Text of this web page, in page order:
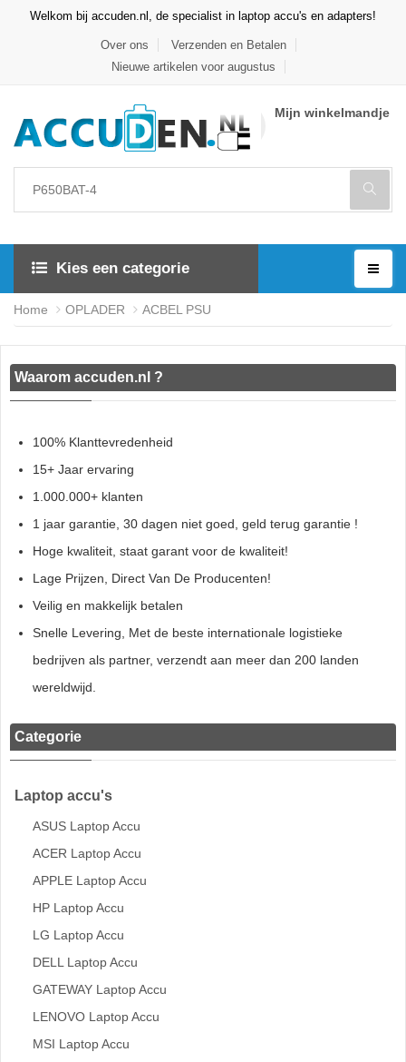
Welkom bij accuden.nl, de specialist in laptop accu's en adapters!
Over ons
Verzenden en Betalen
Nieuwe artikelen voor augustus
Mijn winkelmandje
Kies een categorie
Home OPLADER ACBEL PSU
Waarom accuden.nl ?
100% Klanttevredenheid
15+ Jaar ervaring
1.000.000+ klanten
1 jaar garantie, 30 dagen niet goed, geld terug garantie !
Hoge kwaliteit, staat garant voor de kwaliteit!
Lage Prijzen, Direct Van De Producenten!
Veilig en makkelijk betalen
Snelle Levering, Met de beste internationale logistieke
bedrijven als partner, verzendt aan meer dan 200 landen
wereldwijd.
Categorie
Laptop accu's
ASUS Laptop Accu
ACER Laptop Accu
APPLE Laptop Accu
HP Laptop Accu
LG Laptop Accu
DELL Laptop Accu
GATEWAY Laptop Accu
LENOVO Laptop Accu
MSI Laptop Accu